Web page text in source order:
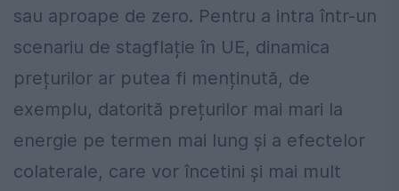
sau aproape de zero. Pentru a intra într-un
scenariu de stagflație în UE, dinamica
prețurilor ar putea fi menținută, de
exemplu, datorită prețurilor mai mari la
energie pe termen mai lung și a efectelor
colaterale, care vor încetini și mai mult